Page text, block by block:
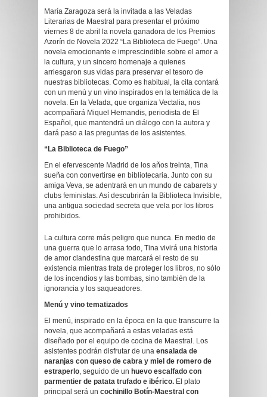
María Zaragoza será la invitada a las Veladas
Literarias de Maestral para presentar el próximo
viernes 8 de abril la novela ganadora de los Premios
Azorín de Novela 2022 “La Biblioteca de Fuego”. Una
novela emocionante e imprescindible sobre el amor a
la cultura, y un sincero homenaje a quienes
arriesgaron sus vidas para preservar el tesoro de
nuestras bibliotecas. Como es habitual, la cita contará
con un menú y un vino inspirados en la temática de la
novela. En la Velada, que organiza Vectalia, nos
acompañará Miquel Hernandis, periodista de El
Español, que mantendrá un diálogo con la autora y
dará paso a las preguntas de los asistentes.
“La Biblioteca de Fuego”
En el efervescente Madrid de los años treinta, Tina
sueña con convertirse en bibliotecaria. Junto con su
amiga Veva, se adentrará en un mundo de cabarets y
clubs feministas. Así descubrirán la Biblioteca Invisible,
una antigua sociedad secreta que vela por los libros
prohibidos.
La cultura corre más peligro que nunca. En medio de
una guerra que lo arrasa todo, Tina vivirá una historia
de amor clandestina que marcará el resto de su
existencia mientras trata de proteger los libros, no sólo
de los incendios y las bombas, sino también de la
ignorancia y los saqueadores.
Menú y vino tematizados
El menú, inspirado en la época en la que transcurre la
novela, que acompañará a estas veladas está
diseñado por el equipo de cocina de Maestral. Los
asistentes podrán disfrutar de una ensalada de
naranjas con queso de cabra y miel de romero de
estraperlo, seguido de un huevo escalfado con
parmentier de patata trufado e ibérico. El plato
principal será un cochinillo Botín-Maestral con